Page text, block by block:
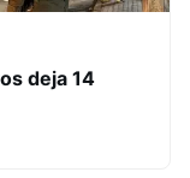
deja 14